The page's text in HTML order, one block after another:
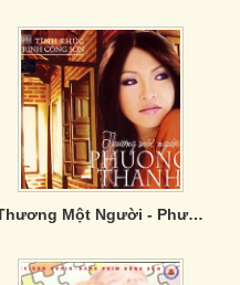
Thương Một Người - Phương Thanh